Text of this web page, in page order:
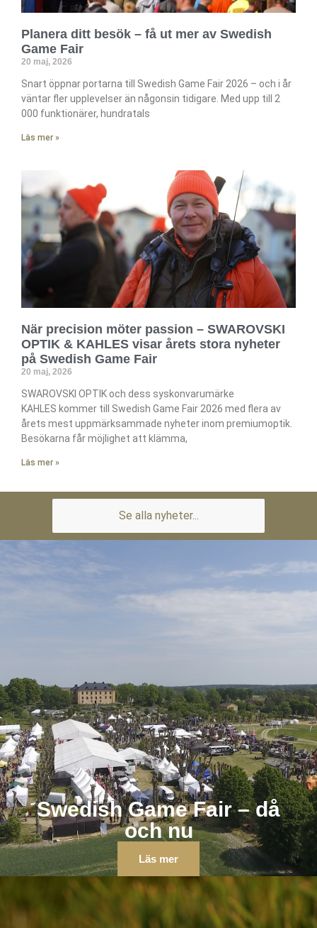
Planera ditt besök – få ut mer av Swedish
Game Fair
20 maj, 2026
Snart öppnar portarna till Swedish Game Fair 2026 – och i år
väntar fler upplevelser än någonsin tidigare. Med upp till 2
000 funktionärer, hundratals
Läs mer »
När precision möter passion – SWAROVSKI
OPTIK & KAHLES visar årets stora nyheter
på Swedish Game Fair
20 maj, 2026
SWAROVSKI OPTIK och dess syskonvarumärke
KAHLES kommer till Swedish Game Fair 2026 med flera av
årets mest uppmärksammade nyheter inom premiumoptik.
Besökarna får möjlighet att klämma,
Läs mer »
Se alla nyheter...
Swedish Game Fair – då
och nu
Läs mer